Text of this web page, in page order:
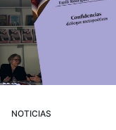
NOTICIAS